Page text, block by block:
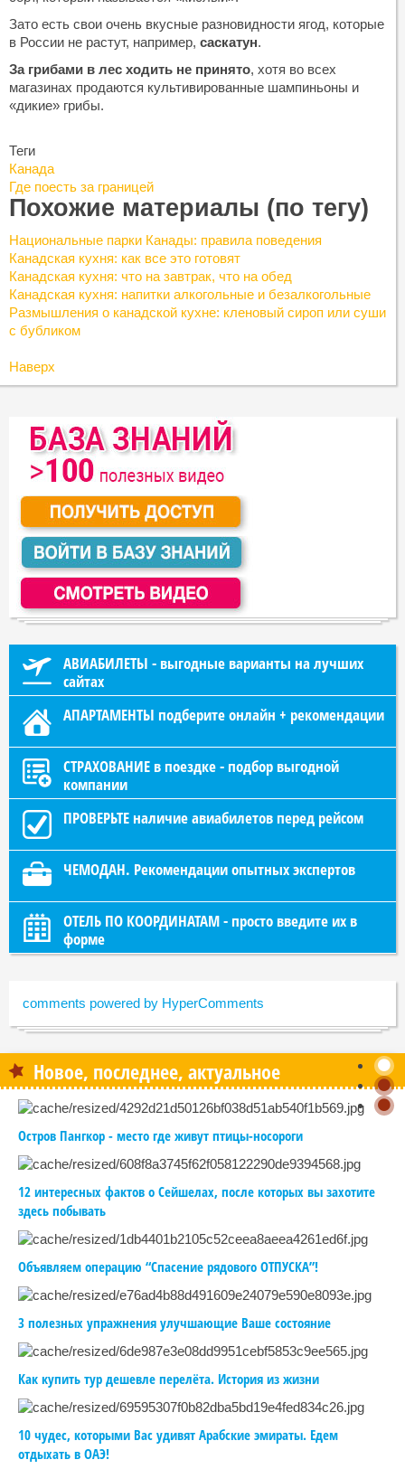
Зато есть свои очень вкусные разновидности ягод, которые
в России не растут, например, саскатун.
За грибами в лес ходить не принято, хотя во всех
магазинах продаются культивированные шампиньоны и
«дикие» грибы.
Теги
Канада
Где поесть за границей
Похожие материалы (по тегу)
Национальные парки Канады: правила поведения
Канадская кухня: как все это готовят
Канадская кухня: что на завтрак, что на обед
Канадская кухня: напитки алкогольные и безалкогольные
Размышления о канадской кухне: кленовый сироп или суши
с бубликом
Наверх
АВИАБИЛЕТЫ - выгодные варианты на лучших
сайтах
АПАРТАМЕНТЫ подберите онлайн + рекомендации
СТРАХОВАНИЕ в поездке - подбор выгодной
компании
ПРОВЕРЬТЕ наличие авиабилетов перед рейсом
ЧЕМОДАН. Рекомендации опытных экспертов
ОТЕЛЬ ПО КООРДИНАТАМ - просто введите их в
форме
comments powered by HyperComments
Новое, последнее, актуальное
Остров Пангкор - место где живут птицы-носороги
12 интересных фактов о Сейшелах, после которых вы захотите
здесь побывать
Объявляем операцию “Спасение рядового ОТПУСКА”!
3 полезных упражнения улучшающие Ваше состояние
Как купить тур дешевле перелёта. История из жизни
10 чудес, которыми Вас удивят Арабские эмираты. Едем
отдыхать в ОАЭ!